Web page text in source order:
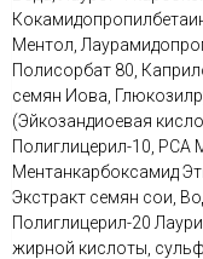
Ментол,
Полисорбат 80,
семян Иова,
(Эйкозандиоевая
Полиглицерил-10, PCA
Ментанкарбоксамид
Экстракт семян сои,
Полиглицерил-20
жирной кислоты,